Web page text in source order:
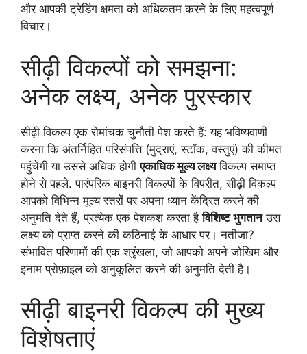
और आपकी ट्रेडिंग क्षमता को अधिकतम करने के लिए महत्वपूर्ण
विचार।
सीढ़ी विकल्पों को समझना:
अनेक लक्ष्य, अनेक पुरस्कार
सीढ़ी विकल्प एक रोमांचक चुनौती पेश करते हैं: यह भविष्यवाणी
करना कि अंतर्निहित परिसंपत्ति (मुद्राएं, स्टॉक, वस्तुएं) की कीमत
पहुंचेगी या उससे अधिक होगीएकाधिक मूल्य लक्ष्यविकल्प समाप्त
होने से पहले. पारंपरिक बाइनरी विकल्पों के विपरीत, सीढ़ी विकल्प
आपको विभिन्न मूल्य स्तरों पर अपना ध्यान केंद्रित करने की
अनुमति देते हैं, प्रत्येक एक पेशकश करता हैविशिष्ट भुगतानउस
लक्ष्य को प्राप्त करने की कठिनाई के आधार पर। नतीजा?
संभावित परिणामों की एक श्रृंखला, जो आपको अपने जोखिम और
इनाम प्रोफ़ाइल को अनुकूलित करने की अनुमति देती है।
सीढ़ी बाइनरी विकल्प की मुख्य
विशेषताएं